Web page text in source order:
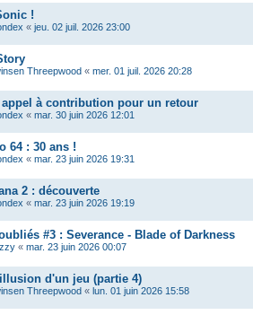
!
« jeu. 02 juil. 2026 23:00
Threepwood « mer. 01 juil. 2026 20:28
appel à contribution pour un retour
« mar. 30 juin 2026 12:01
64 : 30 ans !
« mar. 23 juin 2026 19:31
2 : découverte
« mar. 23 juin 2026 19:19
#3 : Severance - Blade of Darkness
« mar. 23 juin 2026 00:07
d'un jeu (partie 4)
Threepwood « lun. 01 juin 2026 15:58